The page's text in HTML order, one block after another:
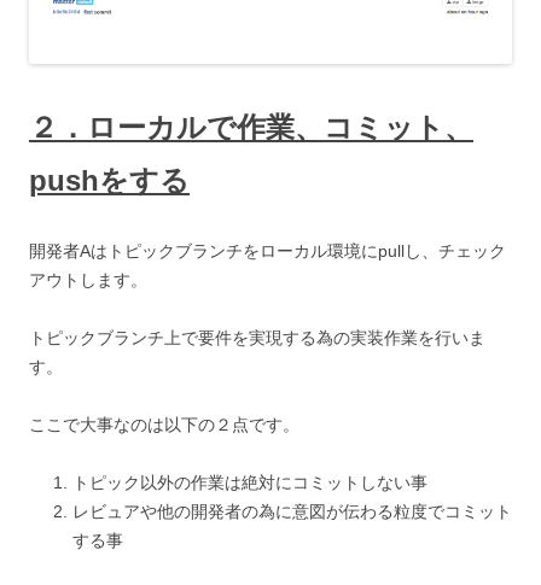
２．ローカルで作業、コミット、
pushをする
開発者Aはトピックブランチをローカル環境にpullし、チェック
アウトします。
トピックブランチ上で要件を実現する為の実装作業を行いま
す。
ここで大事なのは以下の２点です。
トピック以外の作業は絶対にコミットしない事
レビュアや他の開発者の為に意図が伝わる粒度でコミット
する事